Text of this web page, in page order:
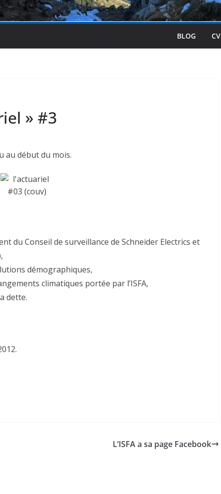
BLOG CV
» #3
au début du mois.
du Conseil de surveillance de Schneider Electrics et
démographiques,
climatiques portée par l’ISFA,
dette.
L’ISFA a sa page Facebook